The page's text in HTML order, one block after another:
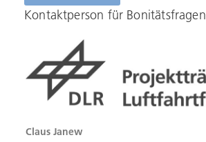
Kontaktperson für Bonitätsfragen
Claus Janew